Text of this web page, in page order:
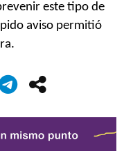
este tipo de
aviso permitió